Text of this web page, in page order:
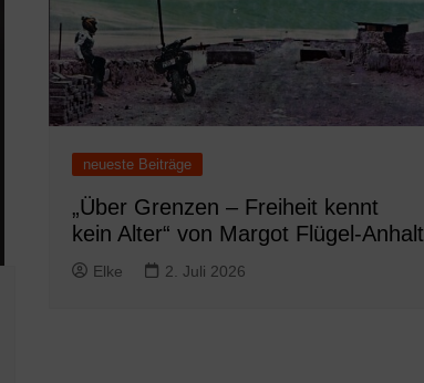
neueste Beiträge
„Über Grenzen – Freiheit kennt
kein Alter“ von Margot Flügel-Anhalt
Elke 2. Juli 2026